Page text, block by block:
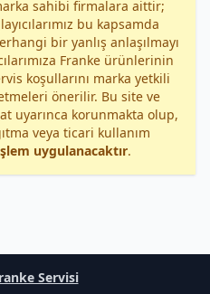
sahibi firmalara aittir;
bu kapsamda
bir yanlış anlaşılmayı
Franke ürünlerinin
koşullarını marka yetkili
önerilir. Bu site ve
uyarınca korunmakta olup,
veya ticari kullanım
uygulanacaktır.
Servisi